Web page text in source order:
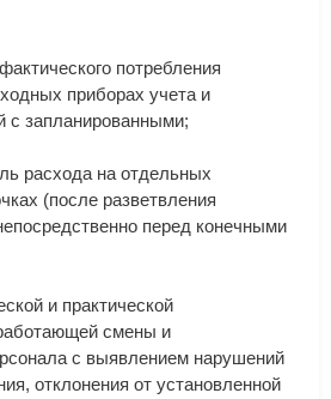
фактического потребления
приборах учета и
с запланированными;
расхода на отдельных
(после разветвления
перед конечными
и практической
смены и
с выявлением нарушений
, отклонения от установленной